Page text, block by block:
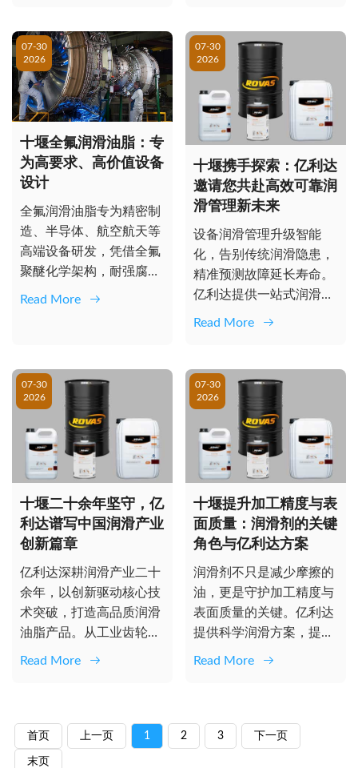
07-30
2026
十堰全氟润滑油脂：专
为高要求、高价值设备
设计
全氟润滑油脂专为精密制
造、半导体、航空航天等
高端设备研发，凭借全氟
聚醚化学架构，耐强腐
Read More
07-30
2026
十堰携手探索：亿利达
邀请您共赴高效可靠润
滑管理新未来
设备润滑管理升级智能
化，告别传统润滑隐患，
精准预测故障延长寿命。
亿利达提供一站式润滑解
Read More
07-30
2026
十堰二十余年坚守，亿
利达谱写中国润滑产业
创新篇章
亿利达深耕润滑产业二十
余年，以创新驱动核心技
术突破，打造高品质润滑
油脂产品。从工业齿轮油
Read More
07-30
2026
十堰提升加工精度与表
面质量：润滑剂的关键
角色与亿利达方案
润滑剂不只是减少摩擦的
油，更是守护加工精度与
表面质量的关键。亿利达
提供科学润滑方案，提升
Read More
首页 上一页 1 2 3 下一页
末页